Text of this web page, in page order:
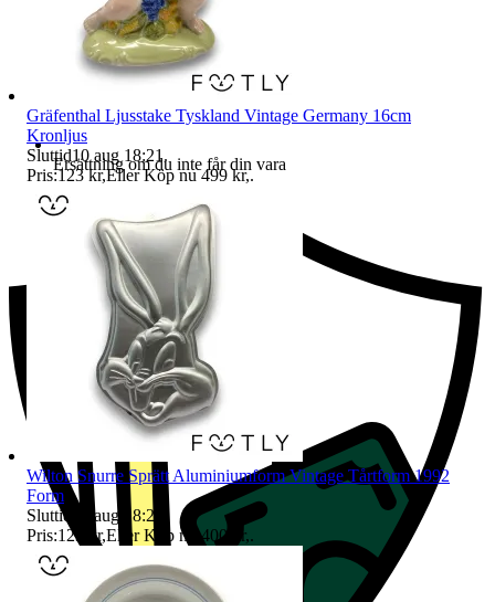
Ersättning om du inte får din vara
Gräfenthal Ljusstake Tyskland Vintage Germany 16cm
Kronljus
Sluttid10 aug 18:21.
Pris:123 kr,Eller Köp nu 499 kr,.
Wilton Snurre Sprätt Aluminiumform Vintage Tårtform 1992
Form
Sluttid
10 aug 18:24
Pris:123 kr,Eller Köp nu 400 kr,.